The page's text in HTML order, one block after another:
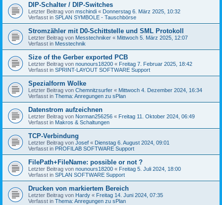
DIP-Schalter / DIP-Switches
Letzter Beitrag von mschindi « Donnerstag 6. März 2025, 10:32
Verfasst in SPLAN SYMBOLE - Tauschbörse
Stromzähler mit D0-Schittstelle und SML Protokoll
Letzter Beitrag von Messtechniker « Mittwoch 5. März 2025, 12:07
Verfasst in Messtechnik
Size of the Gerber exported PCB
Letzter Beitrag von nounours18200 « Freitag 7. Februar 2025, 18:42
Verfasst in SPRINT-LAYOUT SOFTWARE Support
Spezialform Wolke
Letzter Beitrag von Chemnitzsurfer « Mittwoch 4. Dezember 2024, 16:34
Verfasst in Thema: Anregungen zu sPlan
Datenstrom aufzeichnen
Letzter Beitrag von Norman256256 « Freitag 11. Oktober 2024, 06:49
Verfasst in Makros & Schaltungen
TCP-Verbindung
Letzter Beitrag von Josef « Dienstag 6. August 2024, 09:01
Verfasst in PROFILAB SOFTWARE Support
FilePath+FileName: possible or not ?
Letzter Beitrag von nounours18200 « Freitag 5. Juli 2024, 18:00
Verfasst in SPLAN SOFTWARE Support
Drucken von markiertem Bereich
Letzter Beitrag von Hardy « Freitag 14. Juni 2024, 07:35
Verfasst in Thema: Anregungen zu sPlan